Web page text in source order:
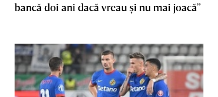
bancă doi ani dacă vreau şi nu mai joacă”